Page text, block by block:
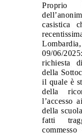
casistica
09/06/
richiesta
della
il quale è
della
l’accesso
della
fatti